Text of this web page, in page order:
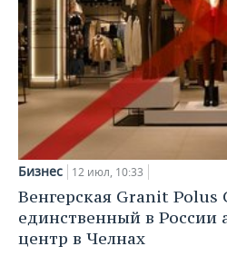
Бизнес 12 июл, 10:33
Венгерская Granit Polus
единственный в России
центр в Челнах